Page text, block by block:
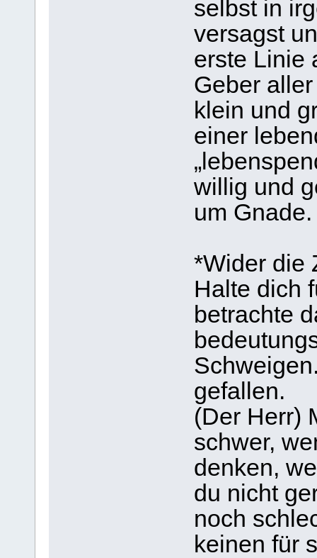
selbst in
versagst
erste Linie
Geber
klein und
einer
willig und
um Gnade.
*Wider die
Halte dich
betrachte
gefallen.
(Der Herr)
schwer,
denken,
du nicht
noch
keinen für